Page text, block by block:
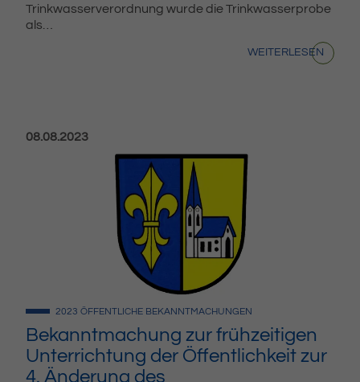
Trinkwasserverordnung wurde die Trinkwasserprobe
als…
WEITERLESEN
Veröffentlicht am:
08.08.2023
Bekanntmachung zur frühzeitigen
Unterrichtung der Öffentlichkeit zur
4. Änderung des
2023 ÖFFENTLICHE BEKANNTMACHUNGEN